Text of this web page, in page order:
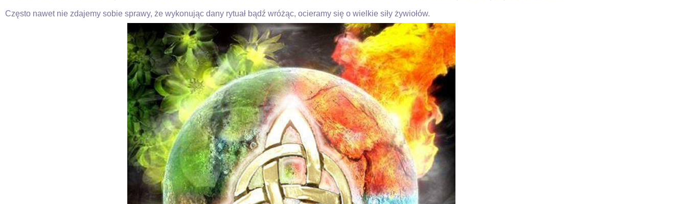
Często nawet nie zdajemy sobie sprawy, że wykonując dany rytuał bądź wróżąc, ocieramy się o wielkie siły żywiołów.